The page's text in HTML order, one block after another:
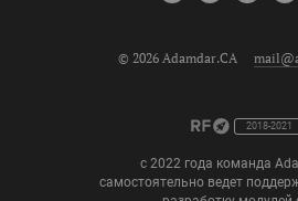
© 2026 Adamdar.CA
2018-2021
с 2022 года команда
самостоятельно ведет